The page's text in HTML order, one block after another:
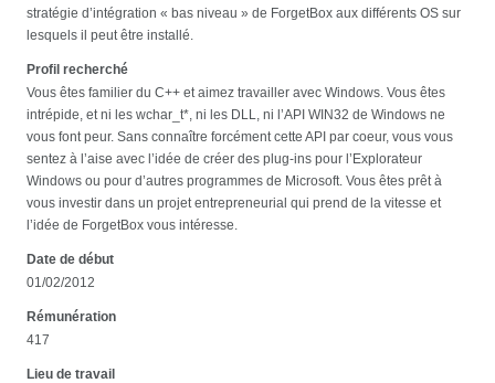
stratégie d’intégration « bas niveau » de ForgetBox aux différents OS sur
lesquels il peut être installé.
Profil recherché
Vous êtes familier du C++ et aimez travailler avec Windows. Vous êtes
intrépide, et ni les wchar_t*, ni les DLL, ni l’API WIN32 de Windows ne
vous font peur. Sans connaître forcément cette API par coeur, vous vous
sentez à l’aise avec l’idée de créer des plug-ins pour l’Explorateur
Windows ou pour d’autres programmes de Microsoft. Vous êtes prêt à
vous investir dans un projet entrepreneurial qui prend de la vitesse et
l’idée de ForgetBox vous intéresse.
Date de début
01/02/2012
Rémunération
417
Lieu de travail